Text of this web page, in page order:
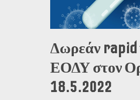
Δωρεάν rapid
ΕΟΔΥ στον
18.5.2022